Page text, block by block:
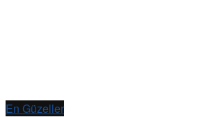
En Güzeller